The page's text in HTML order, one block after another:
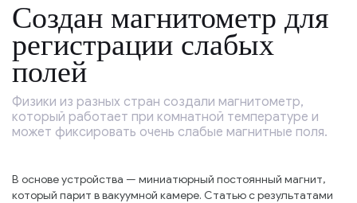
Создан магнитометр для
регистрации слабых
полей
Физики из разных стран создали магнитометр,
который работает при комнатной температуре и
может фиксировать очень слабые магнитные поля.
В основе устройства — миниатюрный постоянный магнит,
который парит в вакуумной камере. Статью с результатами